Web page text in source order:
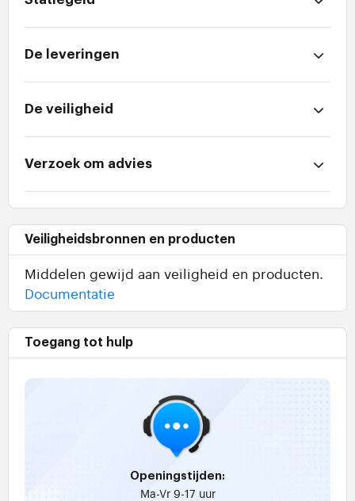
De leveringen
De veiligheid
Verzoek om advies
Veiligheidsbronnen en producten
Middelen gewijd aan veiligheid en producten.
Documentatie
Toegang tot hulp
Openingstijden:
Ma-Vr 9-17 uur